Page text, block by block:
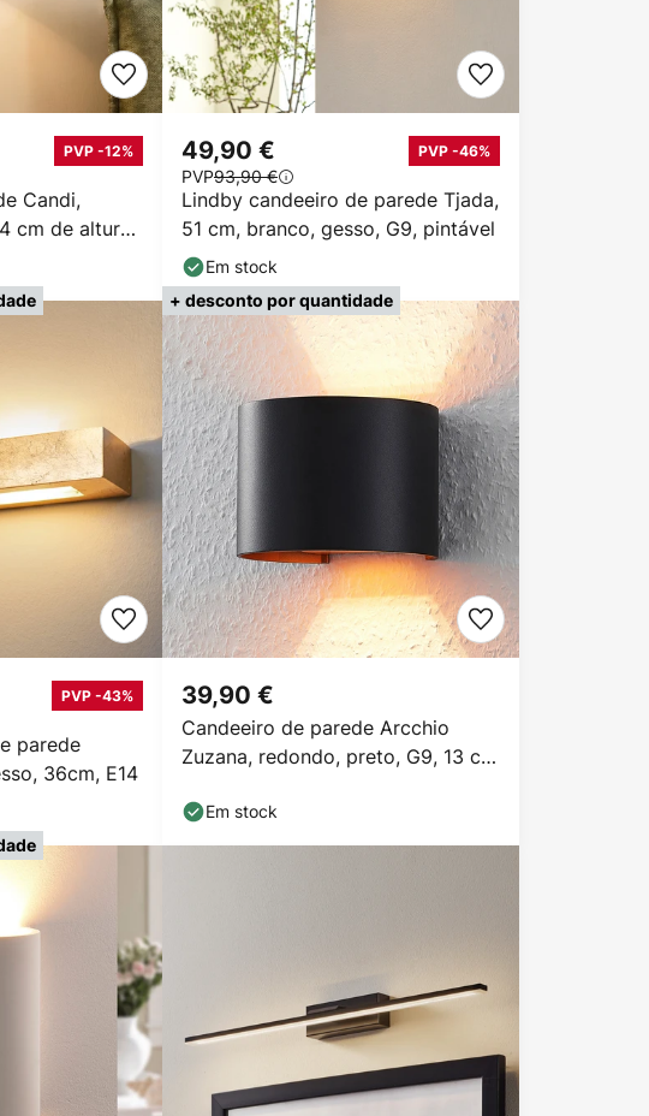
Candi,
cm de altura,
PVP -12%
Lindby candeeiro de parede Tjada,
51 cm, branco, gesso, G9, pintável
49,90 € PVP -46%
PVP93,90 €
Em stock
parede
36cm, E14
PVP -43%
+ desconto por quantidade
Candeeiro de parede Arcchio
Zuzana, redondo, preto, G9, 13 cm
39,90 €
Em stock